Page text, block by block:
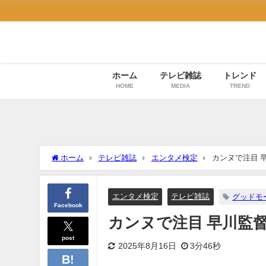
ホーム
HOME
テレビ雑誌
MEDIA
トレンド
TREND
ホーム テレビ雑誌 エンタメ検定 カンヌで注目
Facebook
post
エンタメ検定 テレビ雑誌 グッドモ
カンヌで注目 早川監
2025年8月16日 3分46秒